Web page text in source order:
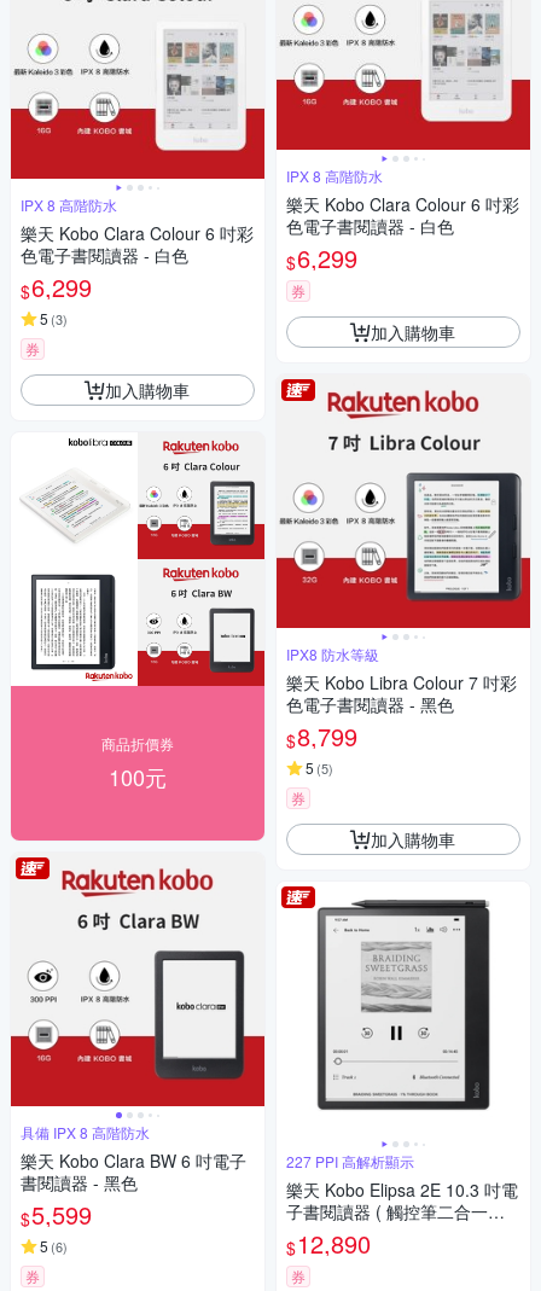
IPX 8 高階防水
樂天 Kobo Clara Colour 6 吋彩
色電子書閱讀器 - 白色
$6,299
5 (3)
券
加入購物車
商品折價券
100元
具備 IPX 8 高階防水
樂天 Kobo Clara BW 6 吋電子
書閱讀器 - 黑色
$5,599
5 (6)
券
IPX 8 高階防水
樂天 Kobo Clara Colour 6 吋彩
色電子書閱讀器 - 白色
$6,299
券
加入購物車
IPX8 防水等級
樂天 Kobo Libra Colour 7 吋彩
色電子書閱讀器 - 黑色
$8,799
5 (5)
券
加入購物車
227 PPI 高解析顯示
樂天 Kobo Elipsa 2E 10.3 吋電
子書閱讀器 ( 觸控筆二合一套
組 )
$12,890
券